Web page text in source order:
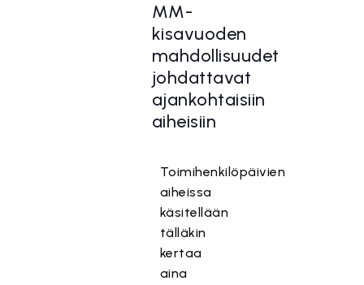
MM-
kisavuoden
mahdollisuudet
johdattavat
ajankohtaisiin
aiheisiin
Toimihenkilöpäivien
aiheissa
käsitellään
tälläkin
kertaa
aina